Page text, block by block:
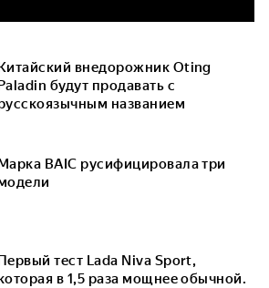
внедорожник Oting
будут продавать с
названием
BAIC русифицировала три
тест Lada Niva Sport,
в 1,5 раза мощнее обычной.